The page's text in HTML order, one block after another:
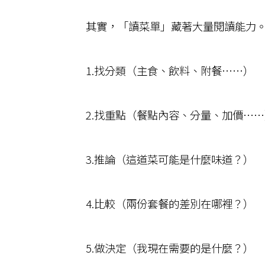
其實，「讀菜單」藏著大量閱讀能力
1.找分類（主食、飲料、附餐……）
2.找重點（餐點內容、分量、加價
3.推論（這道菜可能是什麼味道？）
4.比較（兩份套餐的差別在哪裡？）
5.做決定（我現在需要的是什麼？）